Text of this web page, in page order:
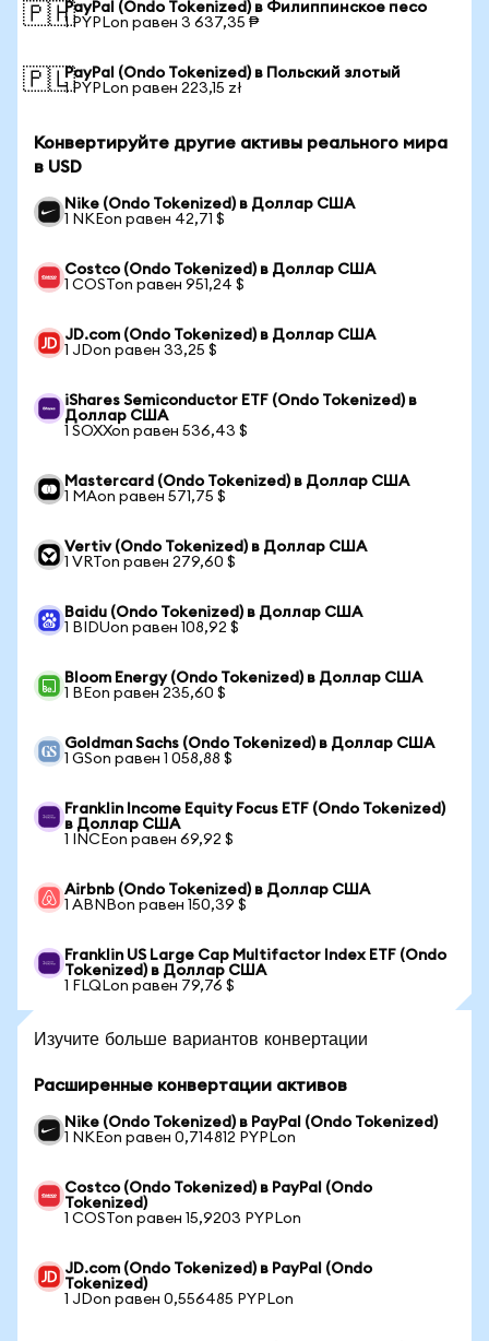
🇵🇭PayPal (Ondo Tokenized) в Филиппинское песо
1 PYPLon равен 3 637,35 ₱
🇵🇱PayPal (Ondo Tokenized) в Польский злотый
1 PYPLon равен 223,15 zł
Конвертируйте другие активы реального мира
в USD
Nike (Ondo Tokenized) в Доллар США
1 NKEon равен 42,71 $
Costco (Ondo Tokenized) в Доллар США
1 COSTon равен 951,24 $
JD.com (Ondo Tokenized) в Доллар США
1 JDon равен 33,25 $
iShares Semiconductor ETF (Ondo Tokenized) в
Доллар США
1 SOXXon равен 536,43 $
Mastercard (Ondo Tokenized) в Доллар США
1 MAon равен 571,75 $
Vertiv (Ondo Tokenized) в Доллар США
1 VRTon равен 279,60 $
Baidu (Ondo Tokenized) в Доллар США
1 BIDUon равен 108,92 $
Bloom Energy (Ondo Tokenized) в Доллар США
1 BEon равен 235,60 $
Goldman Sachs (Ondo Tokenized) в Доллар США
1 GSon равен 1 058,88 $
Franklin Income Equity Focus ETF (Ondo Tokenized)
в Доллар США
1 INCEon равен 69,92 $
Airbnb (Ondo Tokenized) в Доллар США
1 ABNBon равен 150,39 $
Franklin US Large Cap Multifactor Index ETF (Ondo
Tokenized) в Доллар США
1 FLQLon равен 79,76 $
Изучите больше вариантов конвертации
Расширенные конвертации активов
Nike (Ondo Tokenized) в PayPal (Ondo Tokenized)
1 NKEon равен 0,714812 PYPLon
Costco (Ondo Tokenized) в PayPal (Ondo
Tokenized)
1 COSTon равен 15,9203 PYPLon
JD.com (Ondo Tokenized) в PayPal (Ondo
Tokenized)
1 JDon равен 0,556485 PYPLon